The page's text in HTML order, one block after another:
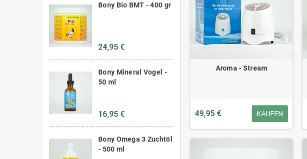
Bony Bio BMT - 400 gr
24,95 €
Bony Mineral Vogel -
50 ml
16,95 €
Bony Omega 3 Zuchtöl
- 500 ml
Aroma - Stream
49,95 € KAUFEN